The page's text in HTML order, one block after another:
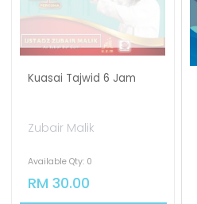
Kuasai Tajwid 6 Jam
Zubair Malik
Available Qty: 0
RM 30.00